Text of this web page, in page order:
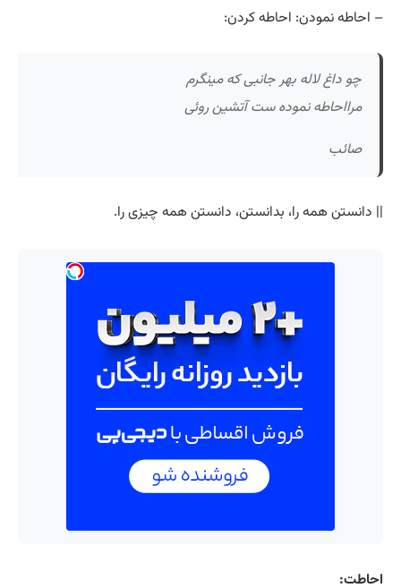
– احاطه نمودن: احاطه کردن:
چو داغ لاله بهر جانبی که مینگرم
مرااحاطه نموده ست آتشین روئی
صائب
|| دانستن همه را، بدانستن، دانستن همه چیزی را.
احاطت: